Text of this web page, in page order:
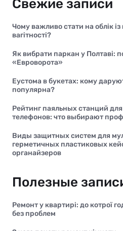
Свежие записи
Чому важливо стати на облік
вагітності?
Як вибрати паркан у Полтаві:
«Евроворота»
Еустома в букетах: кому
популярна?
Рейтинг паяльных станций
телефонов: что выбирают
Виды защитных систем для
герметичных пластиковых
органайзеров
Полезные
Ремонт у квартирі: до котрої
без проблем